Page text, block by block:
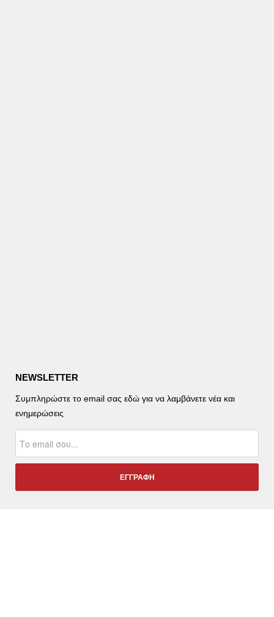
NEWSLETTER
Συμπληρώστε το email σας εδώ για να λαμβάνετε νέα και
ενημερώσεις